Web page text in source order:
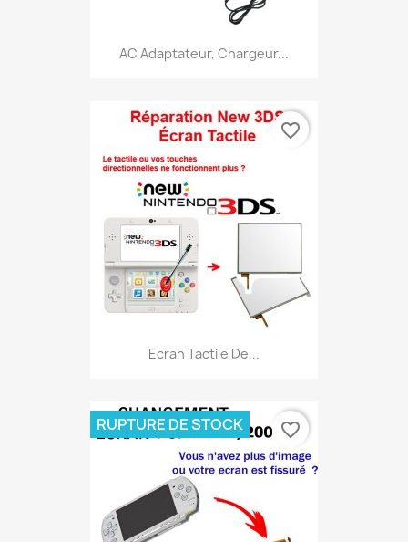
AC Adaptateur, Chargeur...
Ecran Tactile De...
favorite_border
RUPTURE DE STOCK favorite_border